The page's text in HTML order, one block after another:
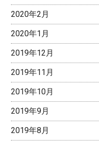
2020年2月
2020年1月
2019年12月
2019年11月
2019年10月
2019年9月
2019年8月